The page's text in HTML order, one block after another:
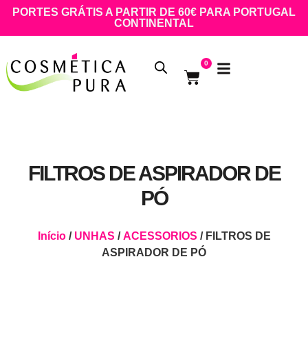
PORTES GRÁTIS A PARTIR DE 60€ PARA PORTUGAL
CONTINENTAL
0
FILTROS DE ASPIRADOR DE
PÓ
Início/ UNHAS /ACESSORIOS / FILTROS DE
ASPIRADOR DE PÓ